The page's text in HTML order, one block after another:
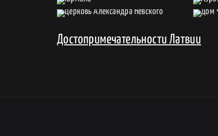
Достопримечательности Латвии